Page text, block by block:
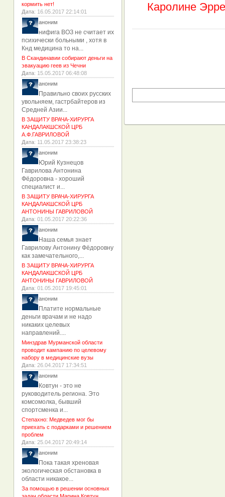
Каролине
кормить нет!
Дата: 16.05.2017 22:14:01
аноним
нифига ВОЗ не считает их
психически больными , хотя в
Кнд медицина то на...
В Скандинавии собирают деньги на
эвакуацию геев из Чечни
Дата: 15.05.2017 06:48:08
аноним
Правильно своих русских
увольняем, гастрбайтеров из
Средней Азии...
В ЗАЩИТУ ВРАЧА-ХИРУРГА
КАНДАЛАКШСКОЙ ЦРБ
А.Ф.ГАВРИЛОВОЙ
Дата: 11.05.2017 23:38:23
аноним
Юрий Кузнецов
Гаврилова Антонина
Фёдоровна - хороший
специалист и...
В ЗАЩИТУ ВРАЧА-ХИРУРГА
КАНДАЛАКШСКОЙ ЦРБ
АНТОНИНЫ ГАВРИЛОВОЙ
Дата: 01.05.2017 20:22:36
аноним
Наша семья знает
Гаврилову Антонину Фёдоровну
как замечательного,...
В ЗАЩИТУ ВРАЧА-ХИРУРГА
КАНДАЛАКШСКОЙ ЦРБ
АНТОНИНЫ ГАВРИЛОВОЙ
Дата: 01.05.2017 19:45:01
аноним
Платите нормальные
деньги врачам и не надо
никаких целевых
направлений....
Минздрав Мурманской области
проводит кампанию по целевому
набору в медицинские вузы
Дата: 26.04.2017 17:34:51
аноним
Ковтун - это не
руководитель региона. Это
комсомолка, бывший
спортсменка и...
Степахно: Медведев мог бы
приехать с подарками и решением
проблем
Дата: 25.04.2017 20:49:14
аноним
Пока такая хреновая
экологическая обстановка в
области никакое...
За помощью в решении основных